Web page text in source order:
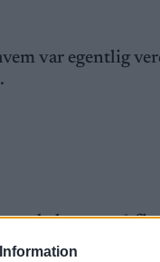
var egentlig
helt oppe på